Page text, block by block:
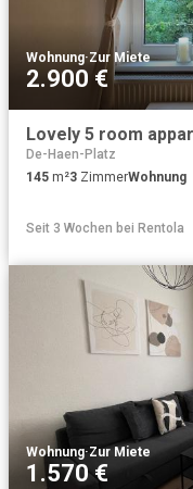
Wohnung·Zur Miete
2.900 €
De-Haen-Platz
145 m²3 ZimmerWohnung
Seit 3 Wochen bei Rentola
Wohnung·Zur Miete
1.570 €